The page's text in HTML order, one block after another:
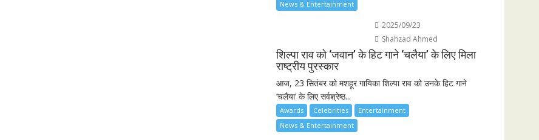
News & Entertainment
2025/09/23
Shahzad Ahmed
शिल्पा राव को ‘जवान’ के हिट गाने ‘चलैया’ के लिए मिला
राष्ट्रीय पुरस्कार
आज, 23 सितंबर को मशहूर गायिका शिल्पा राव को उनके हिट गाने
‘चलैया’ के लिए सर्वश्रेष्ठ...
Awards Celebrities
Entertainment
News & Entertainment